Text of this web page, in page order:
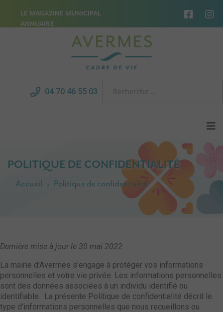
LE MAGAZINE MUNICIPAL
ANNUAIRE
04 70 46 55 03
POLITIQUE DE CONFIDENTIALITÉ
Accueil Politique de confidentialité
Dernière mise à jour le 30 mai 2022
La mairie d'Avermes s’engage à protéger vos informations
personnelles et votre vie privée. Les informations personnelles
sont des données associées à un individu identifié ou
identifiable. La présente Politique de confidentialité décrit le
type d’informations personnelles que nous recueillons ou